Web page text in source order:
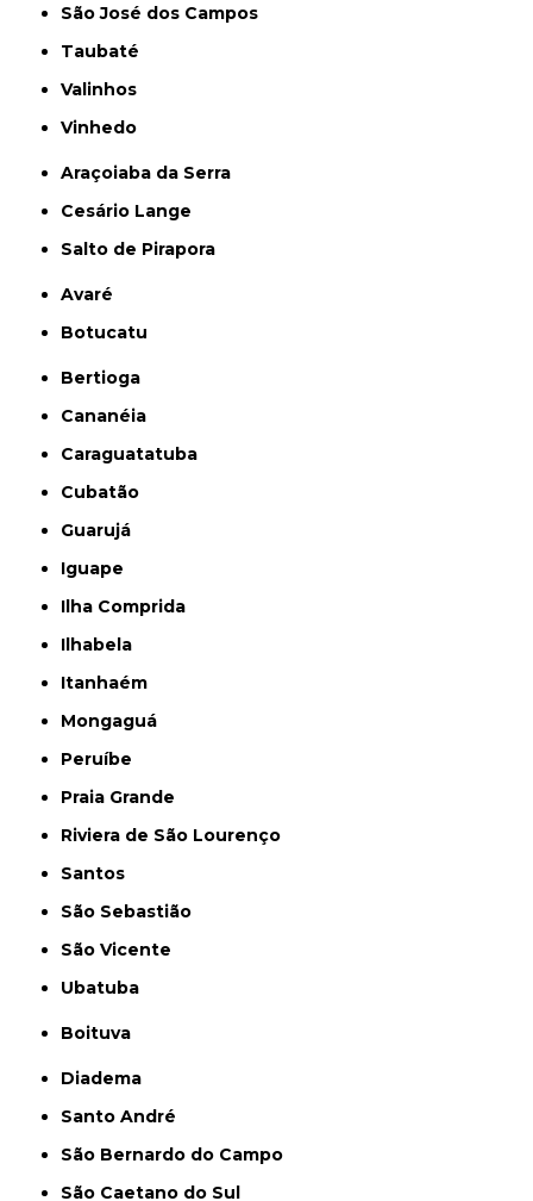
São José dos Campos
Taubaté
Valinhos
Vinhedo
Araçoiaba da Serra
Cesário Lange
Salto de Pirapora
Avaré
Botucatu
Bertioga
Cananéia
Caraguatatuba
Cubatão
Guarujá
Iguape
Ilha Comprida
Ilhabela
Itanhaém
Mongaguá
Peruíbe
Praia Grande
Riviera de São Lourenço
Santos
São Sebastião
São Vicente
Ubatuba
Boituva
Diadema
Santo André
São Bernardo do Campo
São Caetano do Sul